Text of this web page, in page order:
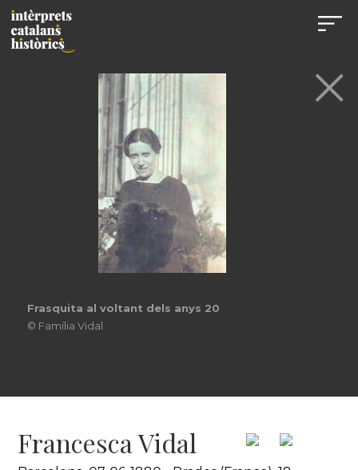
Frasquita al voltant dels anys 20
© Família Vidal
Francesca Vidal